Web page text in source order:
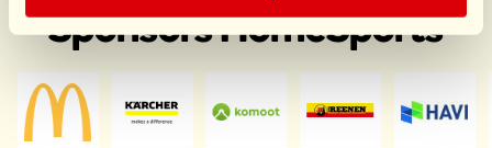
Sponsors HomeSports